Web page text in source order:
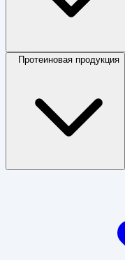
Протеиновая продукция